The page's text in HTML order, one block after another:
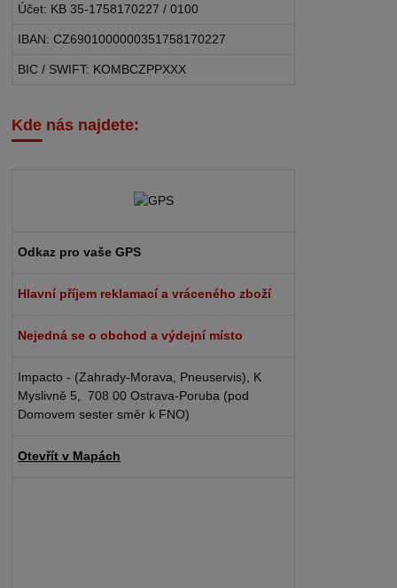
Účet: KB 35-1758170227 / 0100
IBAN: CZ6901000000351758170227
BIC / SWIFT: KOMBCZPPXXX
Kde nás najdete:
Odkaz pro vaše GPS
Hlavní příjem reklamací a vráceného zboží
Nejedná se o obchod a výdejní místo
Impacto - (Zahrady-Morava, Pneuservis), K
Myslivně 5, 708 00 Ostrava-Poruba (pod
Domovem sester směr k FNO)
Otevřít v Mapách